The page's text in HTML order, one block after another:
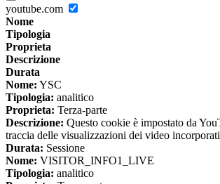
youtube.com
Nome
Tipologia
Proprieta
Descrizione
Durata
Nome: YSC
Tipologia: analitico
Proprieta: Terza-parte
Descrizione: Questo cookie è impostato da
traccia delle visualizzazioni dei video
Durata: Sessione
Nome: VISITOR_INFO1_LIVE
Tipologia: analitico